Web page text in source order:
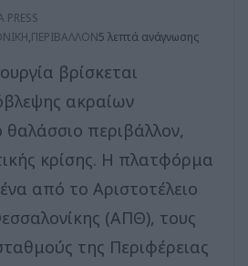
PRESS
,ΠΕΡΙΒΑΛΛΟΝ5 λεπτά ανάγνωσης
βρίσκεται
ακραίων
περιβάλλον,
κρίσης. Η πλατφόρμα
από το Αριστοτέλειο
(ΑΠΘ), τους
της Περιφέρειας